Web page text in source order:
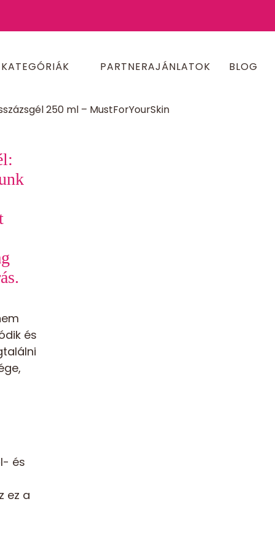
KATEGÓRIÁK PARTNERAJÁNLATOK BLOG
250 ml – MustForYourSkin
és
és
ez a